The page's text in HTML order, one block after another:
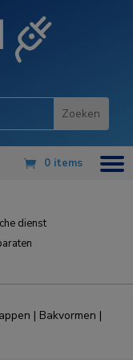
0 items
dienst
| Bakvormen |